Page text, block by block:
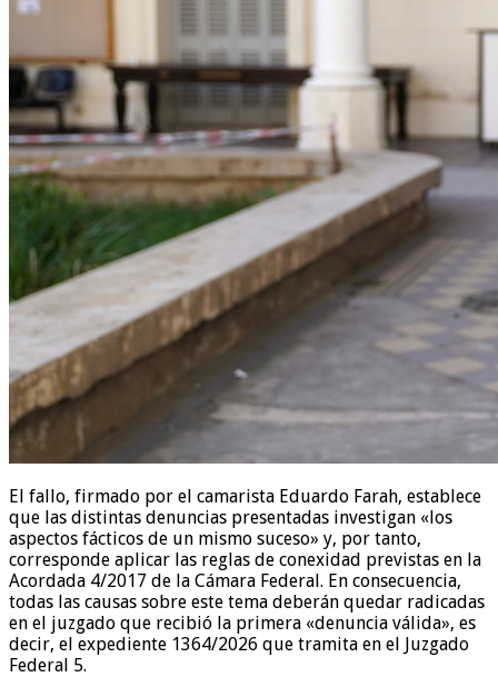
El fallo, firmado por el camarista Eduardo Farah, establece
que las distintas denuncias presentadas investigan «los
aspectos fácticos de un mismo suceso» y, por tanto,
corresponde aplicar las reglas de conexidad previstas en la
Acordada 4/2017 de la Cámara Federal. En consecuencia,
todas las causas sobre este tema deberán quedar radicadas
en el juzgado que recibió la primera «denuncia válida», es
decir, el expediente 1364/2026 que tramita en el Juzgado
Federal 5.